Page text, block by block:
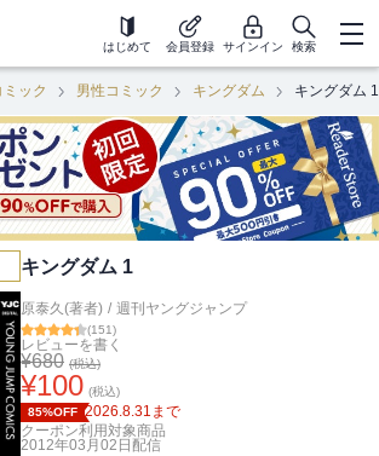
はじめて 会員登録 サインイン 検索
ミック 男性コミック キングダム キングダム 1
キングダム 1
原泰久(著者) / 週刊ヤングジャンプ
(151)
レビューを書く
¥680 (税込)
¥100 (税込)
85%OFF 2026.8.31 まで
クーポン利用対象商品
2012年03月02日 配信